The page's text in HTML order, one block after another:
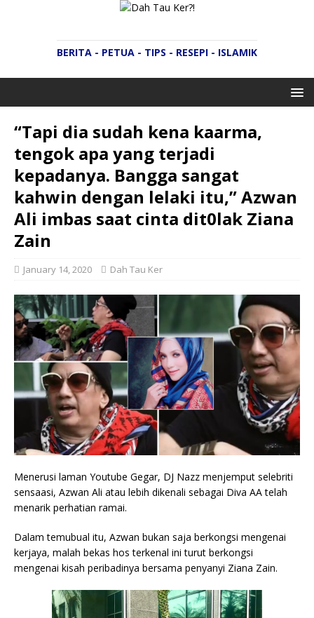
BERITA - PETUA - TIPS - RESEPI - ISLAMIK
“Tapi dia sudah kena kaarma,
tengok apa yang terjadi
kepadanya. Bangga sangat
kahwin dengan lelaki itu,” Azwan
Ali imbas saat cinta dit0lak Ziana
Zain
January 14, 2020 Dah Tau Ker
Menerusi laman Youtube Gegar, DJ Nazz menjemput selebriti
sensaasi, Azwan Ali atau lebih dikenali sebagai Diva AA telah
menarik perhatian ramai.
Dalam temubual itu, Azwan bukan saja berkongsi mengenai
kerjaya, malah bekas hos terkenal ini turut berkongsi
mengenai kisah peribadinya bersama penyanyi Ziana Zain.